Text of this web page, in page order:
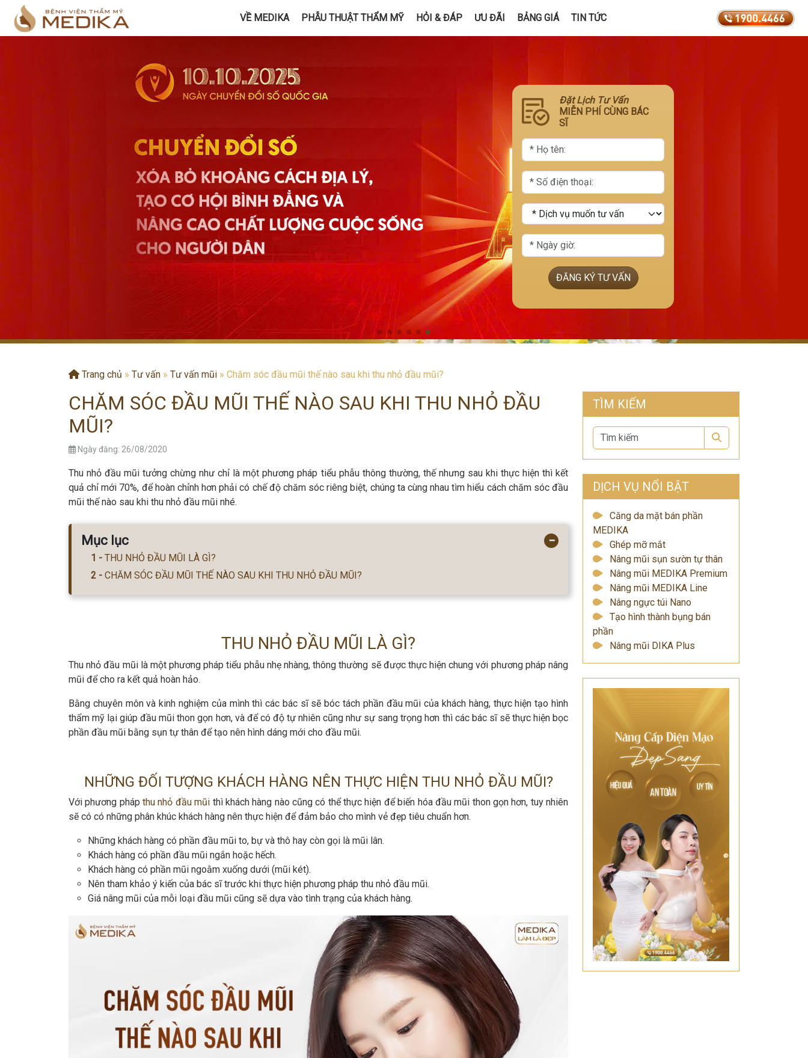
VỀ MEDIKA PHẪU THUẬT THẨM MỸ HỎI & ĐÁP ƯU ĐÃI BẢNG GIÁ TIN TỨC
Đặt Lịch Tư Vấn
MIỄN PHÍ CÙNG BÁC
SĨ
ĐĂNG KÝ TƯ VẤN
Trang chủ » Tư vấn » Tư vấn mũi » Chăm sóc đầu mũi thế nào sau khi thu nhỏ đầu mũi?
CHĂM SÓC ĐẦU MŨI THẾ NÀO SAU KHI THU NHỎ ĐẦU
MŨI?
Ngày đăng: 26/08/2020
Thu nhỏ đầu mũi tưởng chừng như chỉ là một phương pháp tiểu phẫu thông thường, thế nhưng sau khi thực hiện thì kết
quả chỉ mới 70%, để hoàn chỉnh hơn phải có chế độ chăm sóc riêng biệt, chúng ta cùng nhau tìm hiểu cách chăm sóc đầu
mũi thế nào sau khi thu nhỏ đầu mũi nhé.
Mục lục −
THU NHỎ ĐẦU MŨI LÀ GÌ?
CHĂM SÓC ĐẦU MŨI THẾ NÀO SAU KHI THU NHỎ ĐẦU MŨI?
THU NHỎ ĐẦU MŨI LÀ GÌ?
Thu nhỏ đầu mũi là một phương pháp tiểu phẫu nhẹ nhàng, thông thường sẽ được thực hiện chung với phương pháp nâng
mũi để cho ra kết quả hoàn hảo.
Bằng chuyên môn và kinh nghiệm của mình thì các bác sĩ sẽ bóc tách phần đầu mũi của khách hàng, thực hiện tạo hình
thẩm mỹ lại giúp đầu mũi thon gọn hơn, và để có độ tự nhiên cũng như sự sang trọng hơn thì các bác sĩ sẽ thực hiện bọc
phần đầu mũi bằng sụn tự thân để tạo nên hình dáng mới cho đầu mũi.
NHỮNG ĐỐI TƯỢNG KHÁCH HÀNG NÊN THỰC HIỆN THU NHỎ ĐẦU MŨI?
Với phương phápthu nhỏ đầu mũi thì khách hàng nào cũng có thể thực hiện để biến hóa đầu mũi thon gọn hơn, tuy nhiên
sẽ có có những phân khúc khách hàng nên thực hiện để đảm bảo cho mình vẻ đẹp tiêu chuẩn hơn.
Những khách hàng có phần đầu mũi to, bự và thô hay còn gọi là mũi lân.
Khách hàng có phần đầu mũi ngắn hoặc hếch.
Khách hàng có phần mũi ngoằm xuống dưới (mũi két).
Nên tham khảo ý kiến của bác sĩ trước khi thực hiện phương pháp thu nhỏ đầu mũi.
Giá nâng mũi của mỗi loại đầu mũi cũng sẽ dựa vào tình trạng của khách hàng.
TÌM KIẾM
DỊCH VỤ NỔI BẬT
Căng da mặt bán phần
MEDIKA
Ghép mỡ mắt
Nâng mũi sụn sườn tự thân
Nâng mũi MEDIKA Premium
Nâng mũi MEDIKA Line
Nâng ngực túi Nano
Tạo hình thành bụng bán
phần
Nâng mũi DIKA Plus